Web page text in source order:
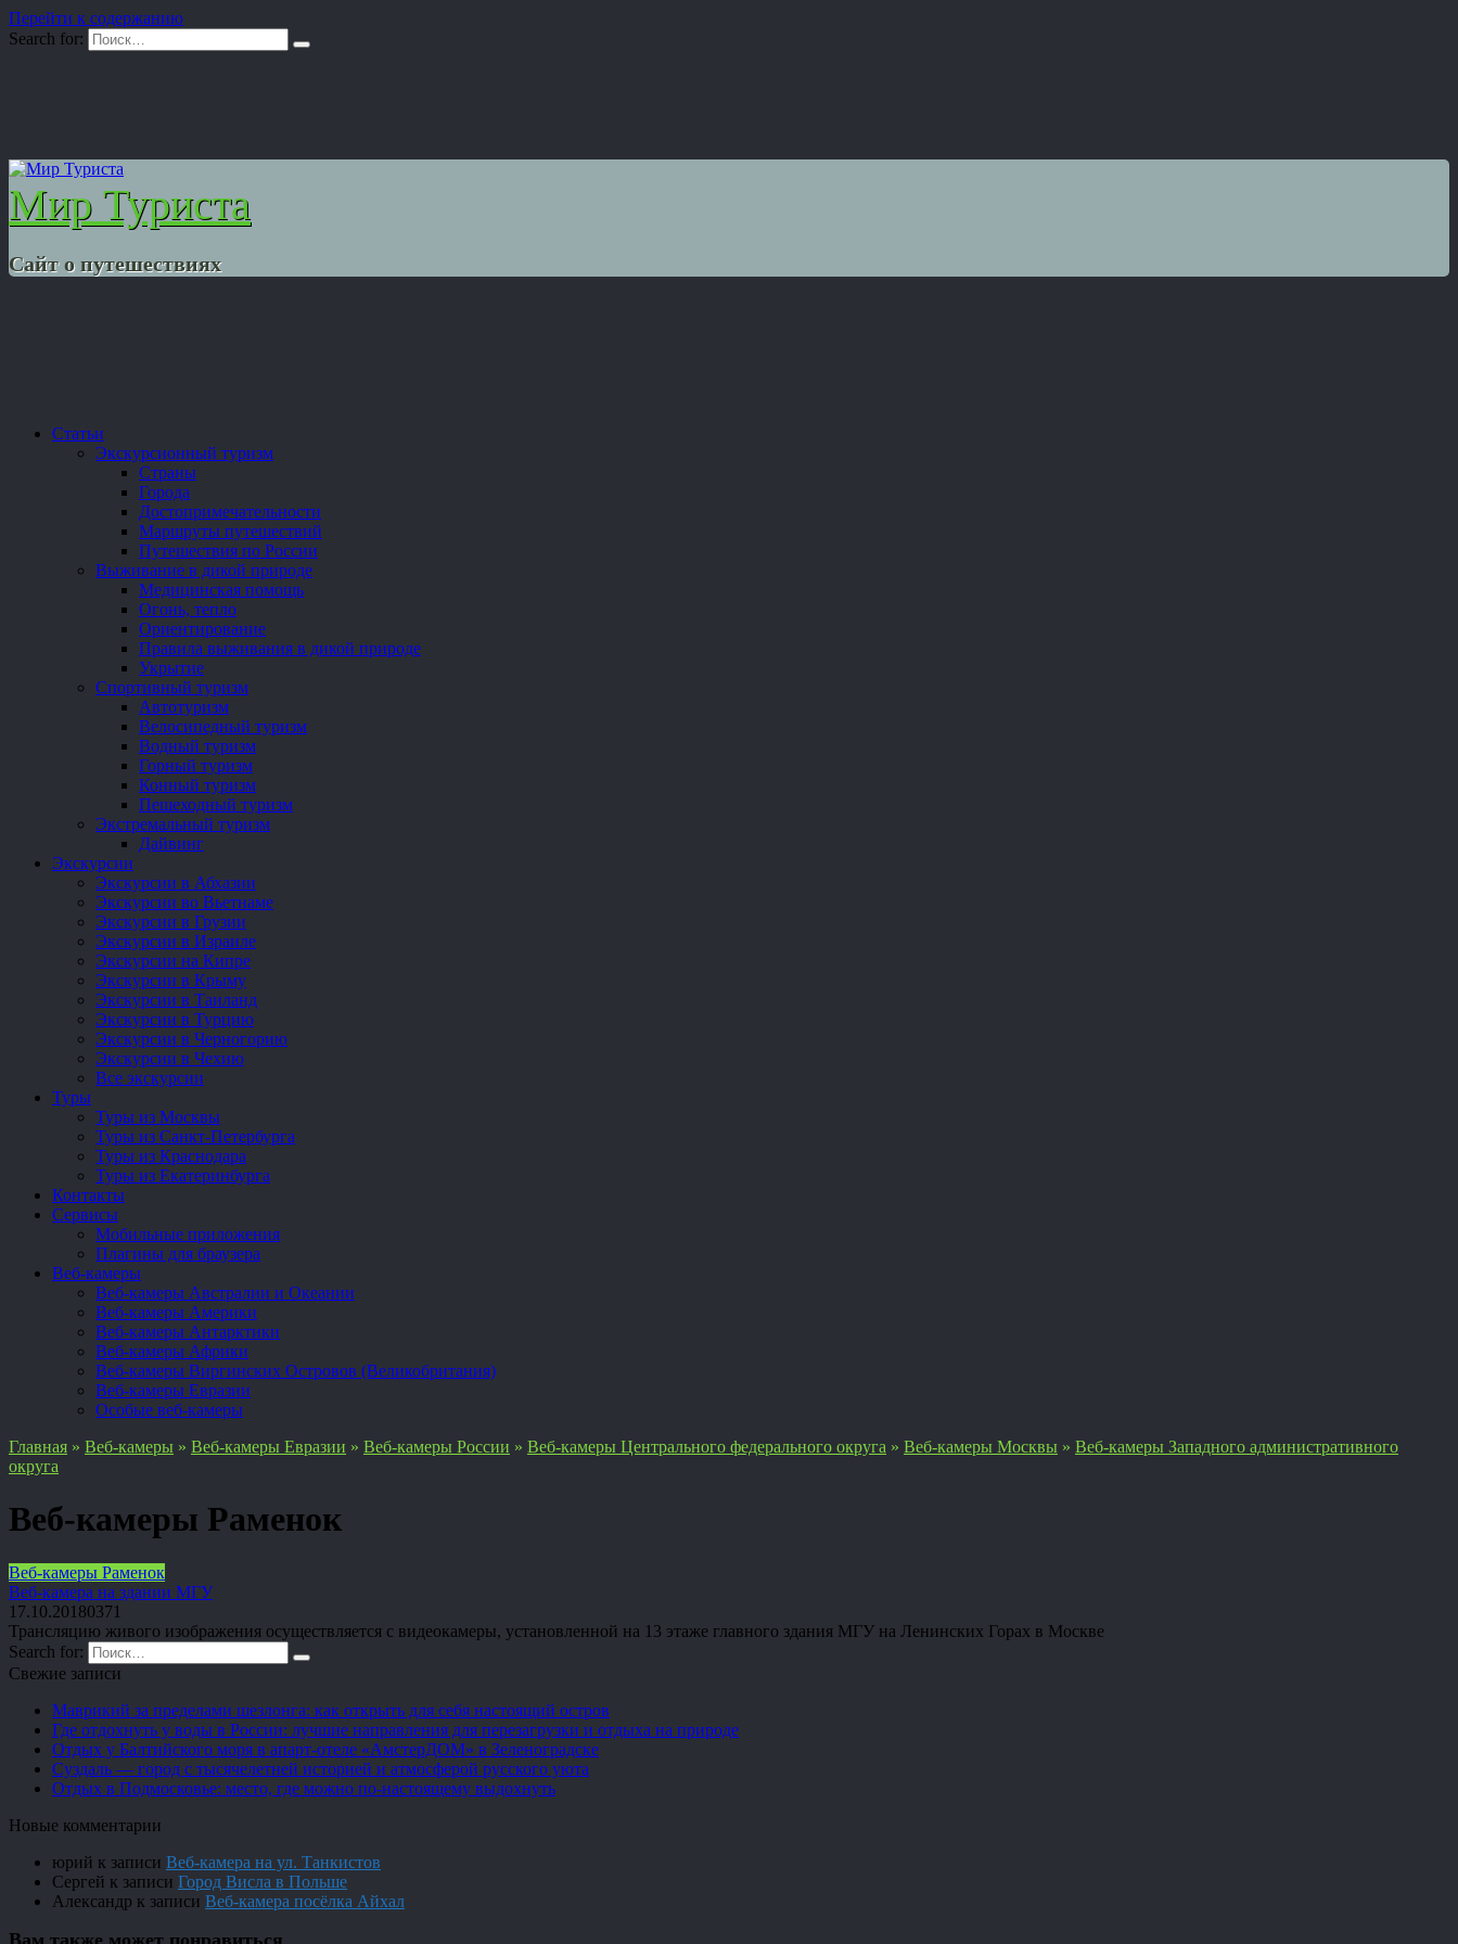
Перейти к содержанию
Search for:
Мир Туриста
Сайт о путешествиях
Статьи
Экскурсионный туризм
Страны
Города
Достопримечательности
Маршруты путешествий
Путешествия по России
Выживание в дикой природе
Медицинская помощь
Огонь, тепло
Ориентирование
Правила выживания в дикой природе
Укрытие
Спортивный туризм
Автотуризм
Велосипедный туризм
Водный туризм
Горный туризм
Конный туризм
Пешеходный туризм
Экстремальный туризм
Дайвинг
Экскурсии
Экскурсии в Абхазии
Экскурсии во Вьетнаме
Экскурсии в Грузии
Экскурсии в Израиле
Экскурсии на Кипре
Экскурсии в Крыму
Экскурсии в Таиланд
Экскурсии в Турцию
Экскурсии в Черногорию
Экскурсии в Чехию
Все экскурсии
Туры
Туры из Москвы
Туры из Санкт-Петербурга
Туры из Краснодара
Туры из Екатеринбурга
Контакты
Сервисы
Мобильные приложения
Плагины для браузера
Веб-камеры
Веб-камеры Австралии и Океании
Веб-камеры Америки
Веб-камеры Антарктики
Веб-камеры Африки
Веб-камеры Виргинских Островов (Великобритания)
Веб-камеры Евразии
Особые веб-камеры
Главная » Веб-камеры » Веб-камеры Евразии » Веб-камеры России » Веб-камеры Центрального федерального округа » Веб-камеры Москвы » Веб-камеры Западного административного
округа
Веб-камеры Раменок
Веб-камеры Раменок
Веб-камера на здании МГУ
17.10.20180371
Трансляцию живого изображения осуществляется с видеокамеры, установленной на 13 этаже главного здания МГУ на Ленинских Горах в Москве
Search for:
Свежие записи
Маврикий за пределами шезлонга: как открыть для себя настоящий остров
Где отдохнуть у воды в России: лучшие направления для перезагрузки и отдыха на природе
Отдых у Балтийского моря в апарт-отеле «АмстерДОМ» в Зеленоградске
Суздаль — город с тысячелетней историей и атмосферой русского уюта
Отдых в Подмосковье: место, где можно по-настоящему выдохнуть
Новые комментарии
юрий к записи Веб-камера на ул. Танкистов
Сергей к записи Город Висла в Польше
Александр к записи Веб-камера посёлка Айхал
Вам также может понравиться